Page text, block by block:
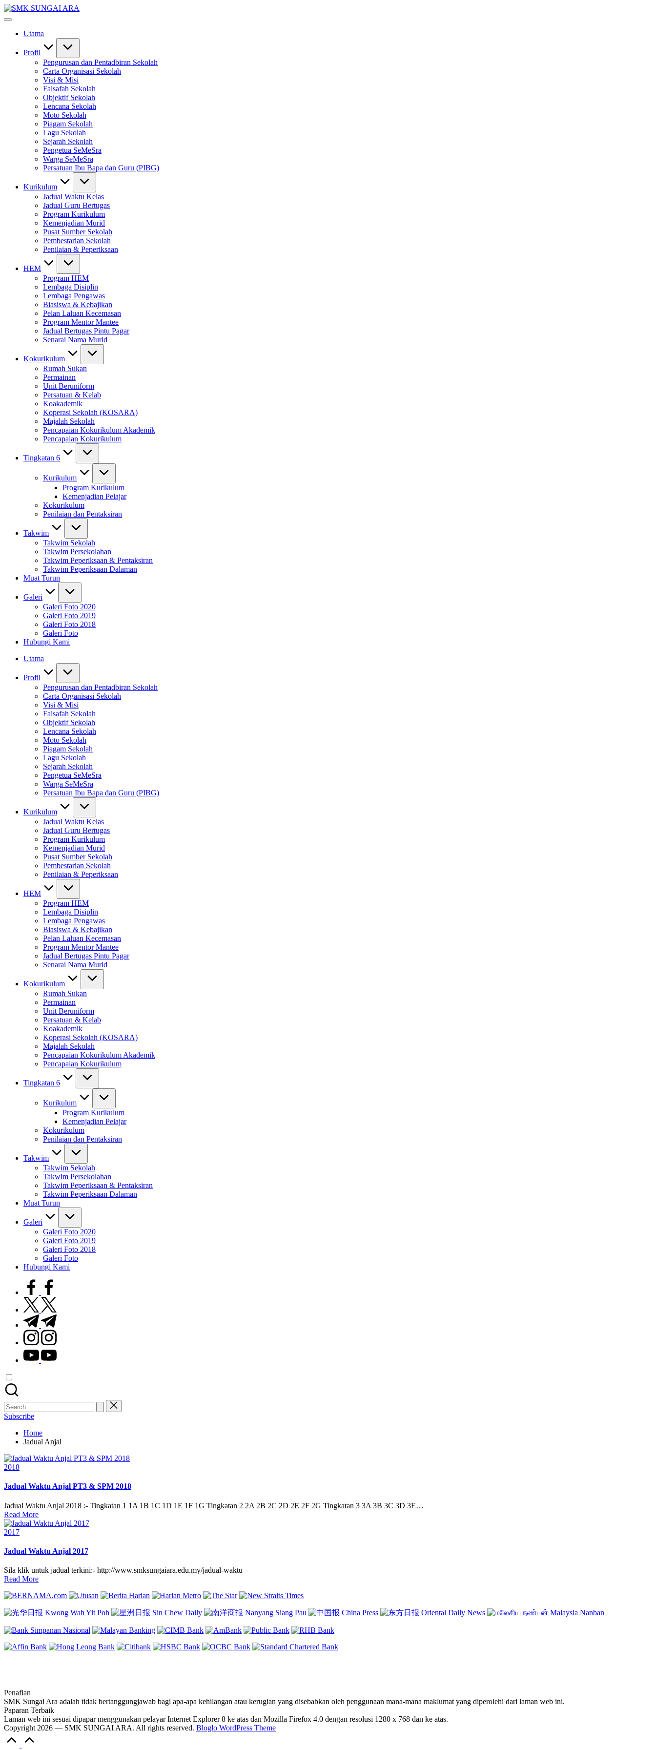
Skip
to
#KetekunanNadiKecemerlangan
#SeMeSradiHati
Utama
Profil
Pengurusan dan Pentadbiran Sekolah
Carta Organisasi Sekolah
Visi & Misi
Falsafah Sekolah
Objektif Sekolah
Lencana Sekolah
Moto Sekolah
Piagam Sekolah
Lagu Sekolah
Sejarah Sekolah
Pengetua SeMeSra
Warga SeMeSra
Persatuan Ibu Bapa dan Guru (PIBG)
Kurikulum
Jadual Waktu Kelas
Jadual Guru Bertugas
Program Kurikulum
Kemenjadian Murid
Pusat Sumber Sekolah
Pembestarian Sekolah
Penilaian & Peperiksaan
HEM
Program HEM
Lembaga Disiplin
Lembaga Pengawas
Biasiswa & Kebajikan
Pelan Laluan Kecemasan
Program Mentor Mantee
Jadual Bertugas Pintu Pagar
Senarai Nama Murid
Kokurikulum
Rumah Sukan
Permainan
Unit Beruniform
Persatuan & Kelab
Koakademik
Koperasi Sekolah (KOSARA)
Majalah Sekolah
Pencapaian Kokurikulum Akademik
Pencapaian Kokurikulum
Tingkatan 6
Kurikulum
Program Kurikulum
Kemenjadian Pelajar
Kokurikulum
Penilaian dan Pentaksiran
Takwim
Takwim Sekolah
Takwim Persekolahan
Takwim Peperiksaan & Pentaksiran
Takwim Peperiksaan Dalaman
Muat Turun
Galeri
Galeri Foto 2020
Galeri Foto 2019
Galeri Foto 2018
Galeri Foto
Hubungi Kami
Utama
Profil
Pengurusan dan Pentadbiran Sekolah
Carta Organisasi Sekolah
Visi & Misi
Falsafah Sekolah
Objektif Sekolah
Lencana Sekolah
Moto Sekolah
Piagam Sekolah
Lagu Sekolah
Sejarah Sekolah
Pengetua SeMeSra
Warga SeMeSra
Persatuan Ibu Bapa dan Guru (PIBG)
Kurikulum
Jadual Waktu Kelas
Jadual Guru Bertugas
Program Kurikulum
Kemenjadian Murid
Pusat Sumber Sekolah
Pembestarian Sekolah
Penilaian & Peperiksaan
HEM
Program HEM
Lembaga Disiplin
Lembaga Pengawas
Biasiswa & Kebajikan
Pelan Laluan Kecemasan
Program Mentor Mantee
Jadual Bertugas Pintu Pagar
Senarai Nama Murid
Kokurikulum
Rumah Sukan
Permainan
Unit Beruniform
Persatuan & Kelab
Koakademik
Koperasi Sekolah (KOSARA)
Majalah Sekolah
Pencapaian Kokurikulum Akademik
Pencapaian Kokurikulum
Tingkatan 6
Kurikulum
Program Kurikulum
Kemenjadian Pelajar
Kokurikulum
Penilaian dan Pentaksiran
Takwim
Takwim Sekolah
Takwim Persekolahan
Takwim Peperiksaan & Pentaksiran
Takwim Peperiksaan Dalaman
Muat Turun
Galeri
Galeri Foto 2020
Galeri Foto 2019
Galeri Foto 2018
Galeri Foto
Hubungi Kami
facebook.com
twitter.com
t.me
instagram.com
youtube.com
Search
for:
Subscribe
Home
Jadual Anjal
Posted
2018
Jadual Waktu Anjal PT3 & SPM 2018
Jadual Waktu Anjal 2018 :- Tingkatan 1 1A 1B 1C 1D 1E 1F 1G Tingkatan 2 2A 2B 2C 2D 2E 2F 2G Tingkatan 3 3A 3B 3C 3D 3E…
Read More
Posted
2017
Jadual Waktu Anjal 2017
Sila klik untuk jadual terkini:- http://www.smksungaiara.edu.my/jadual-waktu
Read More
Penafian
SMK Sungai Ara adalah tidak bertanggungjawab bagi apa-apa kehilangan atau kerugian yang disebabkan oleh penggunaan mana-mana maklumat yang diperolehi dari laman web ini.
Paparan Terbaik
Laman web ini sesuai dipapar menggunakan pelayar Internet Explorer 8 ke atas dan Mozilla Firefox 4.0 dengan resolusi 1280 x 768 dan ke atas.
Copyright 2026 — SMK SUNGAI ARA. All rights reserved. Bloglo WordPress Theme